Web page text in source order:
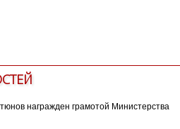
награжден грамотой Министерства